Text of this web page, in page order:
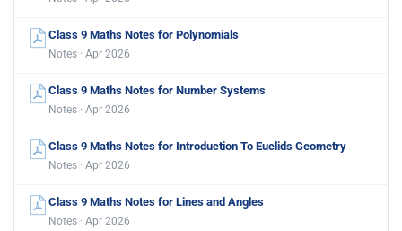
Class 9 Maths Notes for Polynomials
Notes · Apr 2026
Class 9 Maths Notes for Number Systems
Notes · Apr 2026
Class 9 Maths Notes for Introduction To Euclids Geometry
Notes · Apr 2026
Class 9 Maths Notes for Lines and Angles
Notes · Apr 2026